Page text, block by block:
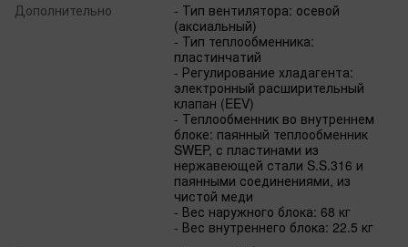
Дополнительно
- Тип вентилятора: осевой
(аксиальный)
- Тип теплообменника:
пластинчатий
- Регулирование хладагента:
электронный расширительный
клапан (EEV)
- Теплообменник во внутреннем
блоке: паянный теплообменник
SWEP, с пластинами из
нержавеющей стали S.S.316 и
паянными соединениями, из
чистой меди
- Вес наружного блока: 68 кг
- Вес внутреннего блока: 22.5 кг